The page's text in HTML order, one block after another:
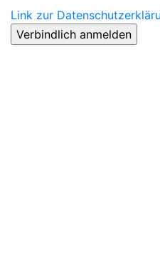
Link zur